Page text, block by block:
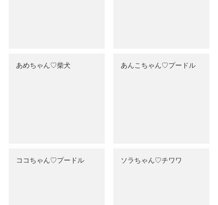
あめちゃん♡‬柴犬 あんこちゃん♡‬プードル
ココちゃん♡‬プードル ソラちゃん♡‬チワワ